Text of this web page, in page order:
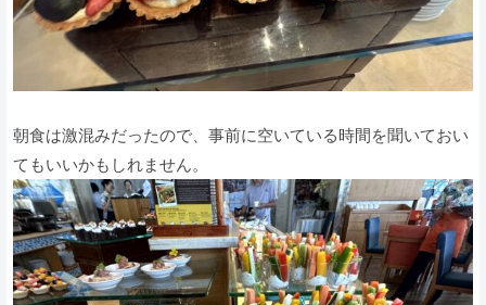
朝食は激混みだったので、事前に空いている時間を聞いておい
てもいいかもしれません。